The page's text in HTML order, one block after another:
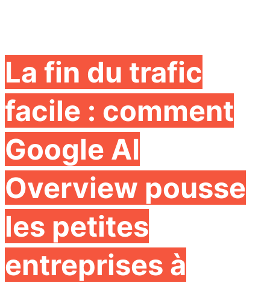
La fin du trafic
facile : comment
Google AI
Overview pousse
les petites
entreprises à